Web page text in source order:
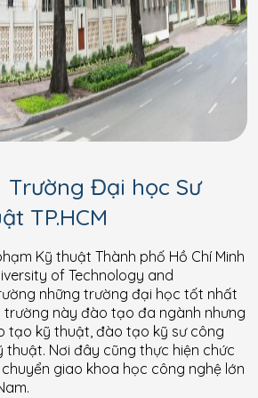
Trường Đại học Sư
TP.HCM
Kỹ thuật Thành phố Hồ Chí Minh
of Technology and
những trường đại học tốt nhất
trường này đào tạo đa ngành nhưng
tạo kỹ thuật, đào tạo kỹ sư công
thuật. Nơi đây cũng thực hiện chức
giao khoa học công nghệ lớn